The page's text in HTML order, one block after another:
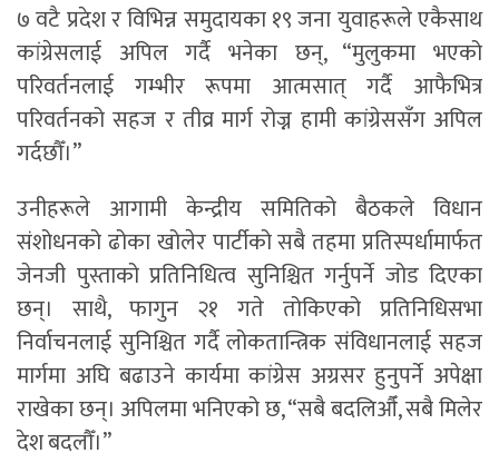
७ वटै प्रदेश र विभिन्न समुदायका १९ जना युवाहरूले एकैसाथ
कांग्रेसलाई अपिल गर्दै भनेका छन्, “मुलुकमा भएको
परिवर्तनलाई गम्भीर रूपमा आत्मसात् गर्दै आफैभित्र
परिवर्तनको सहज र तीव्र मार्ग रोज्न हामी कांग्रेससँग अपिल
गर्दछौँ।”
उनीहरूले आगामी केन्द्रीय समितिको बैठकले विधान
संशोधनको ढोका खोलेर पार्टीको सबै तहमा प्रतिस्पर्धामार्फत
जेनजी पुस्ताको प्रतिनिधित्व सुनिश्चित गर्नुपर्ने जोड दिएका
छन्। साथै, फागुन २१ गते तोकिएको प्रतिनिधिसभा
निर्वाचनलाई सुनिश्चित गर्दै लोकतान्त्रिक संविधानलाई सहज
मार्गमा अघि बढाउने कार्यमा कांग्रेस अग्रसर हुनुपर्ने अपेक्षा
राखेका छन्। अपिलमा भनिएको छ, “सबै बदलिऔँ, सबै मिलेर
देश बदलौँ।”